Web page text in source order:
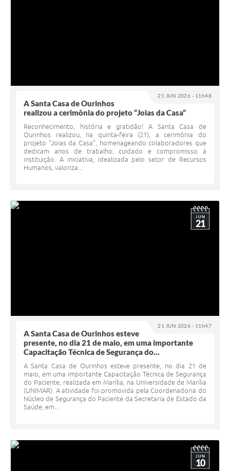
21 JUN 2026 - 11h48
A Santa Casa de Ourinhos
realizou a cerimônia do projeto “Joias da Casa”
Reconhecimento, história e gratidão! A Santa Casa de
Ourinhos realizou, na quinta-feira (21), a cerimônia do
projeto “Joias da Casa”, homenageando colaboradores que
dedicam anos de trabalho, cuidado e compromisso à
instituição. A iniciativa, idealizada pelo setor de Recursos
Humanos, valoriza...
21 JUN 2026 - 11h47
JUN
21
A Santa Casa de Ourinhos esteve
presente, no dia 21 de maio, em uma importante
Capacitação Técnica de Segurança do...
A Santa Casa de Ourinhos esteve presente, no dia 21 de
maio, em uma importante Capacitação Técnica de Segurança
do Paciente, realizada em Marília, na Universidade de Marília
(UNIMAR). A atividade foi promovida pela Coordenadoria do
Núcleo de Segurança do Paciente da Secretaria de Estado da
Saúde, em...
JUN
10